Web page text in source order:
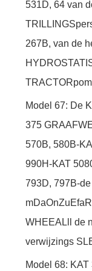
531D, 64 van
267B, van de
Model 67: De
375
570B, 580B-
990H-KAT
793D, 797B-
WHEEALll de
verwijzings
Model 68: